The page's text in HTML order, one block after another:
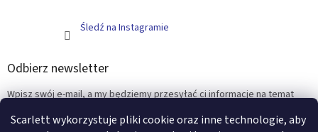
Scarlett wykorzystuje pliki cookie oraz inne technologie, aby
Śledź na Instagramie
Odbierz newsletter
Wpisz swój e-mail, a my będziemy przesyłać ci informacje na temat